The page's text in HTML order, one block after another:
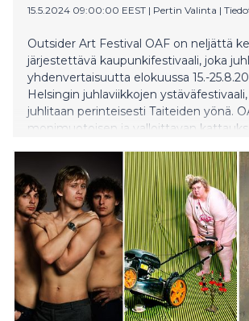
15.5.2024 09:00:00 EEST | Pertin Valinta |
Outsider Art Festival OAF on neljättä
järjestettävä kaupunkifestivaali, joka
yhdenvertaisuutta elokuussa 15.-
Helsingin juhlaviikkojen ystäväfestivaali,
juhlitaan perinteisesti Taiteiden yönä.
monimuotoisen ja valloittavan
ja elämäntarinoita.